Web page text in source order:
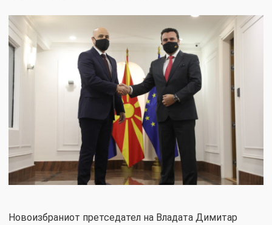
Новоизбраниот претседател на Владата Димитар